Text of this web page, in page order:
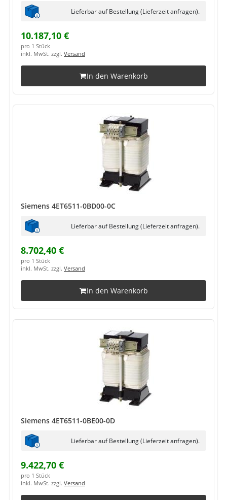
Lieferbar auf Bestellung (Lieferzeit anfragen).
10.187,10 €
pro 1 Stück
inkl. MwSt. zzgl. Versand
In den Warenkorb
Siemens 4ET6511-0BD00-0C
Lieferbar auf Bestellung (Lieferzeit anfragen).
8.702,40 €
pro 1 Stück
inkl. MwSt. zzgl. Versand
In den Warenkorb
Siemens 4ET6511-0BE00-0D
Lieferbar auf Bestellung (Lieferzeit anfragen).
9.422,70 €
pro 1 Stück
inkl. MwSt. zzgl. Versand